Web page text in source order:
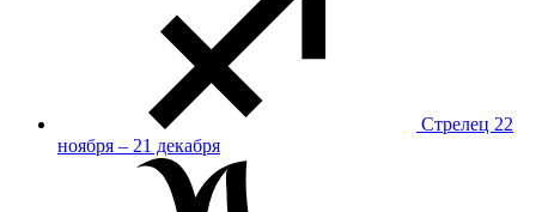
Стрелец 22
ноября – 21 декабря